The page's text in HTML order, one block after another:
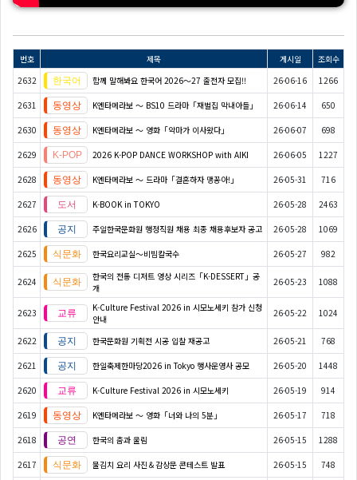
번호 제목 게시일
조회수
2632
함께 말해봐요 한국어 2026～27 출전자 모집!! 26-06-16 1266
2631 K엔타메라보 ～ BS10 드라마「재벌집 막내아들」 26-06-14 650
2630 K엔타메라보 ～ 영화「악마가 이사왔다」 26-06-07 698
2629 2026 K-POP DANCE WORKSHOP with AIKI 26-06-05 1227
2628 K엔타메라보 ～ 드라마「결혼하자 맹꽁아!」 26-05-31 716
2627 K-BOOK in TOKYO 26-05-28 2463
2626 주일한국문화원 행정직원 채용 최종 채용후보자 공고 26-05-28 1069
2625 한국요리교실〜비빔칼국수 26-05-27 982
2624
한국의 전통 디저트 영상 시리즈「K-DESSERT」공
개
26-05-23 1088
2623
K-Culture Festival 2026 in 시모노세키 참가 신청
안내
26-05-22 1024
2622 한국문화원 기획전 시공 입찰 재공고 26-05-21 768
2621 한일축제한마당2026 in Tokyo 행사운영사 공모 26-05-20 1448
2620 K-Culture Festival 2026 in 시모노세키 26-05-19 914
2619 K엔타메라보 ～ 영화「너와 나의 5분」 26-05-17 718
2618 한국의 춤과 울림 26-05-15 1288
2617 물김치 요리 사진＆감상문 콘테스트 발표 26-05-15 748